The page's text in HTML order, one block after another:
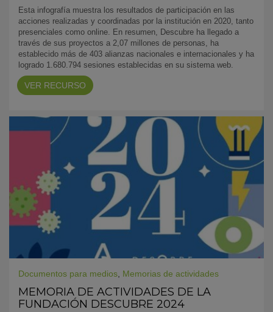
Esta infografía muestra los resultados de participación en las
acciones realizadas y coordinadas por la institución en 2020, tanto
presenciales como online. En resumen, Descubre ha llegado a
través de sus proyectos a 2,07 millones de personas, ha
establecido más de 403 alianzas nacionales e internacionales y ha
logrado 1.680.794 sesiones establecidas en su sistema web.
VER RECURSO
Documentos para medios Memorias de actividades
MEMORIA DE ACTIVIDADES DE LA
FUNDACIÓN DESCUBRE 2024